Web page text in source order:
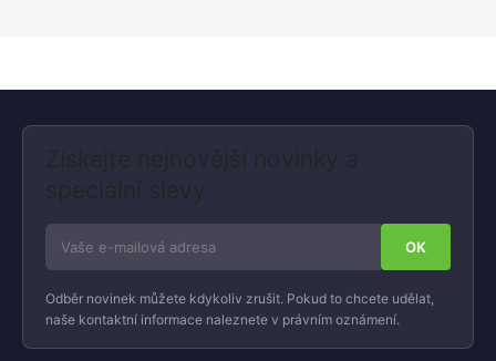
Získejte nejnovější novinky a
speciální slevy
Odběr novinek můžete kdykoliv zrušit. Pokud to chcete udělat,
naše kontaktní informace naleznete v právním oznámení.